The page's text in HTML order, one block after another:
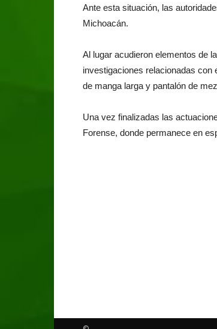
Ante esta situación, las
Michoacán.
Al lugar acudieron elementos de
investigaciones relacionadas
de manga larga y pantalón de
Una vez finalizadas las
Forense, donde permanece en